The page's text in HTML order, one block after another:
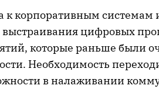
к корпоративным системам
цифровых
которые раньше были
Необходимость
в налаживании